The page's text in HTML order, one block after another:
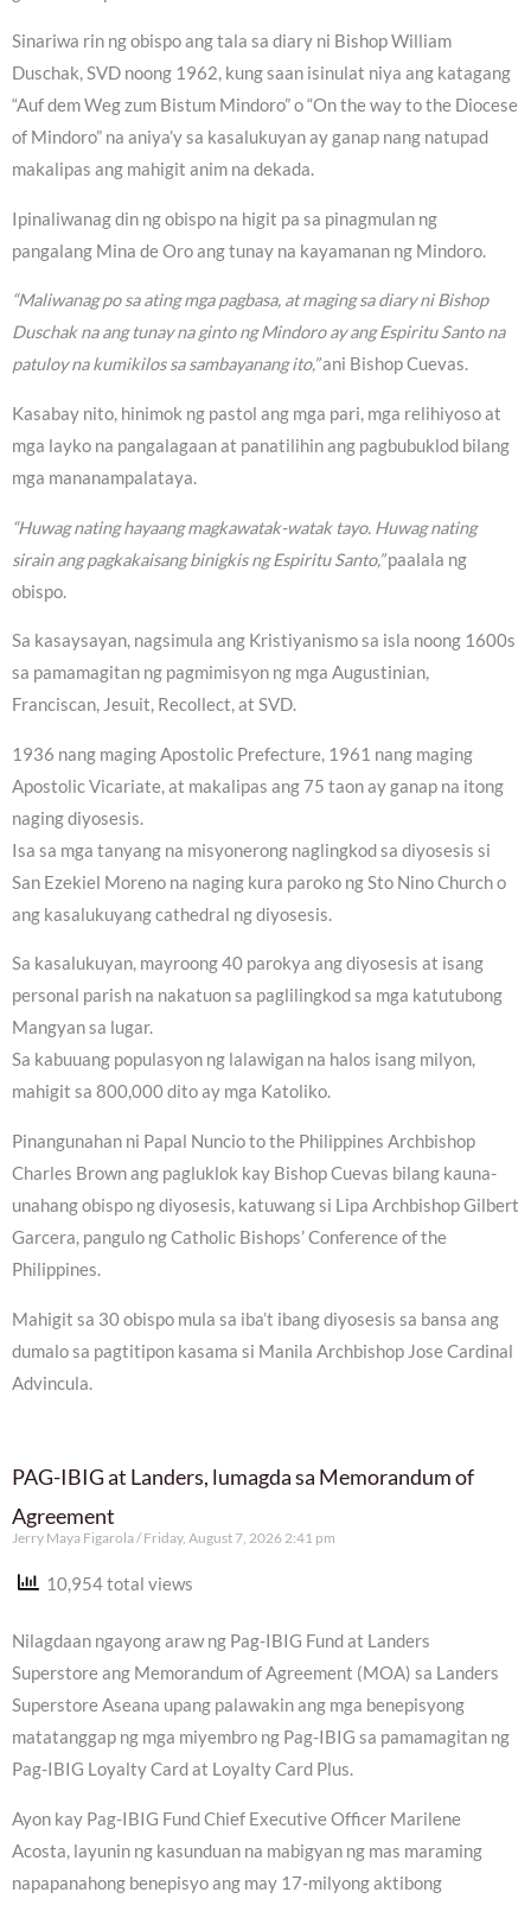
Sinariwa rin ng obispo ang tala sa diary ni Bishop William
Duschak, SVD noong 1962, kung saan isinulat niya ang katagang
“Auf dem Weg zum Bistum Mindoro” o “On the way to the Diocese
of Mindoro” na aniya’y sa kasalukuyan ay ganap nang natupad
makalipas ang mahigit anim na dekada.
Ipinaliwanag din ng obispo na higit pa sa pinagmulan ng
pangalang Mina de Oro ang tunay na kayamanan ng Mindoro.
“Maliwanag po sa ating mga pagbasa, at maging sa diary ni Bishop
Duschak na ang tunay na ginto ng Mindoro ay ang Espiritu Santo na
patuloy na kumikilos sa sambayanang ito,”ani Bishop Cuevas.
Kasabay nito, hinimok ng pastol ang mga pari, mga relihiyoso at
mga layko na pangalagaan at panatilihin ang pagbubuklod bilang
mga mananampalataya.
“Huwag nating hayaang magkawatak-watak tayo. Huwag nating
sirain ang pagkakaisang binigkis ng Espiritu Santo,”paalala ng
obispo.
Sa kasaysayan, nagsimula ang Kristiyanismo sa isla noong 1600s
sa pamamagitan ng pagmimisyon ng mga Augustinian,
Franciscan, Jesuit, Recollect, at SVD.
1936 nang maging Apostolic Prefecture, 1961 nang maging
Apostolic Vicariate, at makalipas ang 75 taon ay ganap na itong
naging diyosesis.
Isa sa mga tanyang na misyonerong naglingkod sa diyosesis si
San Ezekiel Moreno na naging kura paroko ng Sto Nino Church o
ang kasalukuyang cathedral ng diyosesis.
Sa kasalukuyan, mayroong 40 parokya ang diyosesis at isang
personal parish na nakatuon sa paglilingkod sa mga katutubong
Mangyan sa lugar.
Sa kabuuang populasyon ng lalawigan na halos isang milyon,
mahigit sa 800,000 dito ay mga Katoliko.
Pinangunahan ni Papal Nuncio to the Philippines Archbishop
Charles Brown ang pagluklok kay Bishop Cuevas bilang kauna-
unahang obispo ng diyosesis, katuwang si Lipa Archbishop Gilbert
Garcera, pangulo ng Catholic Bishops’ Conference of the
Philippines.
Mahigit sa 30 obispo mula sa iba’t ibang diyosesis sa bansa ang
dumalo sa pagtitipon kasama si Manila Archbishop Jose Cardinal
Advincula.
PAG-IBIG at Landers, lumagda sa Memorandum of
Agreement
Jerry Maya Figarola Friday, August 7, 2026 2:41 pm
10,954 total views
Nilagdaan ngayong araw ng Pag-IBIG Fund at Landers
Superstore ang Memorandum of Agreement (MOA) sa Landers
Superstore Aseana upang palawakin ang mga benepisyong
matatanggap ng mga miyembro ng Pag-IBIG sa pamamagitan ng
Pag-IBIG Loyalty Card at Loyalty Card Plus.
Ayon kay Pag-IBIG Fund Chief Executive Officer Marilene
Acosta, layunin ng kasunduan na mabigyan ng mas maraming
napapanahong benepisyo ang may 17-milyong aktibong